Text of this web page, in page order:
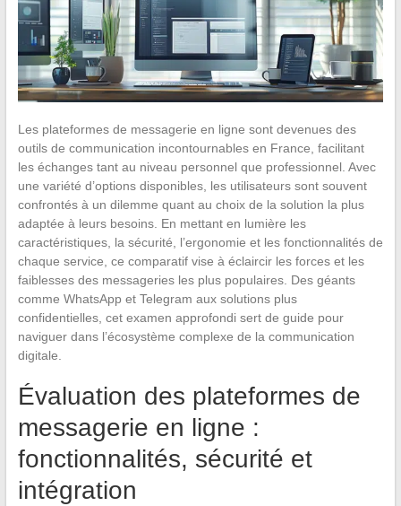
Les plateformes de messagerie en ligne sont devenues des
outils de communication incontournables en France, facilitant
les échanges tant au niveau personnel que professionnel. Avec
une variété d’options disponibles, les utilisateurs sont souvent
confrontés à un dilemme quant au choix de la solution la plus
adaptée à leurs besoins. En mettant en lumière les
caractéristiques, la sécurité, l’ergonomie et les fonctionnalités de
chaque service, ce comparatif vise à éclaircir les forces et les
faiblesses des messageries les plus populaires. Des géants
comme WhatsApp et Telegram aux solutions plus
confidentielles, cet examen approfondi sert de guide pour
naviguer dans l’écosystème complexe de la communication
digitale.
Évaluation des plateformes de
messagerie en ligne :
fonctionnalités, sécurité et
intégration